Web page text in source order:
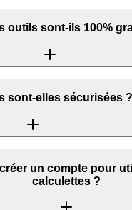
outils sont-ils 100%
de démocratiser l'accès
que chaque entreprise,
mesurer et améliorer son
et social sans barrière
sont-elles sécurisées ?
ne sont ni stockées,
localement dans
le RGPD et ne collectons
un compte pour
calculettes ?